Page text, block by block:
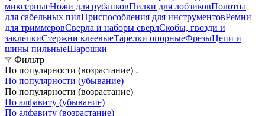
миксерныеНожи для рубанковПилки для лобзиковПолотна
для сабельных пилПриспособления для инструментовРемни
для триммеровСверла и наборы сверлСкобы, гвозди и
заклепкиСтержни клеевыеТарелки опорныеФрезыЦепи и
шины пильныеШарошки
Фильтр
По популярности (возрастание)
По популярности (убывание)
По популярности (возрастание)
По алфавиту (убывание)
По алфавиту (возрастание)